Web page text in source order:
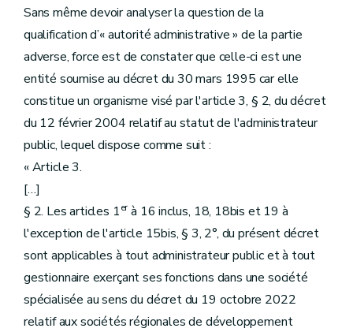
Sans même devoir analyser la question de la
qualification d’« autorité administrative » de la partie
adverse, force est de constater que celle-ci est une
entité soumise au décret du 30 mars 1995 car elle
constitue un organisme visé par l'article 3, § 2, du décret
du 12 février 2004 relatif au statut de l'administrateur
public, lequel dispose comme suit :
« Article 3.
[…]
§ 2. Les articles 1erà 16 inclus, 18, 18bis et 19 à
l'exception de l'article 15bis, § 3, 2°, du présent décret
sont applicables à tout administrateur public et à tout
gestionnaire exerçant ses fonctions dans une société
spécialisée au sens du décret du 19 octobre 2022
relatif aux sociétés régionales de développement